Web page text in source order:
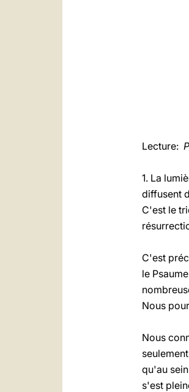
Lecture:
1. La
diffusent
C'est le
C'est
le
Nous
Nous
qu'au
s'est